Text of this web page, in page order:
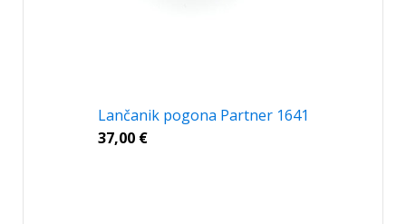
Lančanik pogona Partner 1641
37,00 €